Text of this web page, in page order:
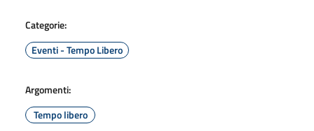
Categorie:
Eventi - Tempo Libero
Argomenti:
Tempo libero